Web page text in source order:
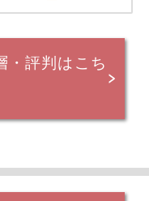
・評判はこち